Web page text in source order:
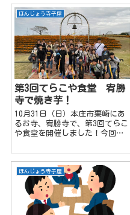
お得な情報をゲット出来るほん
じょう寺子屋LINEオープンチャ
ットに登録するのがおススメ...
ほんじょう寺子屋
第3回てらこや食堂 宥勝
寺で焼き芋！
10月31日（日）本庄市栗崎にあ
るお寺、宥勝寺で、第3回てらこ
や食堂を開催しました！今回は
葉で焼き芋をみんなで楽しみま
した♪てらこや食堂の募集は、
公式LINEで案内しているので、
チラシ等は配布しておりません
m(...
ほんじょう寺子屋